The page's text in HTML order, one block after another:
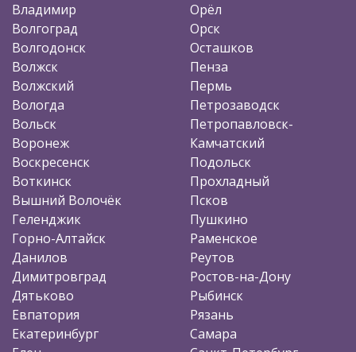
Владимир
Волгоград
Волгодонск
Волжск
Волжский
Вологда
Вольск
Воронеж
Воскресенск
Воткинск
Вышний Волочёк
Геленджик
Горно-Алтайск
Данилов
Димитровград
Дятьково
Евпатория
Екатеринбург
Орёл
Орск
Осташков
Пенза
Пермь
Петрозаводск
Петропавловск-
Камчатский
Подольск
Прохладный
Псков
Пушкино
Раменское
Реутов
Ростов-на-Дону
Рыбинск
Рязань
Самара